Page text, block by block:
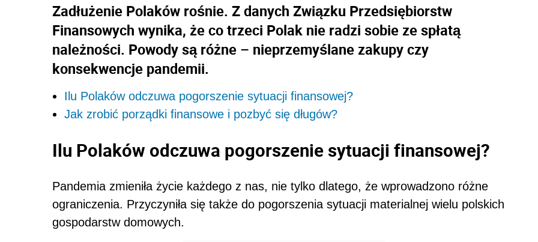
Zadłużenie Polaków rośnie. Z danych Związku Przedsiębiorstw
Finansowych wynika, że co trzeci Polak nie radzi sobie ze spłatą
należności. Powody są różne – nieprzemyślane zakupy czy
konsekwencje pandemii.
Ilu Polaków odczuwa pogorszenie sytuacji finansowej?
Jak zrobić porządki finansowe i pozbyć się długów?
Ilu Polaków odczuwa pogorszenie sytuacji finansowej?
Pandemia zmieniła życie każdego z nas, nie tylko dlatego, że wprowadzono różne
ograniczenia. Przyczyniła się także do pogorszenia sytuacji materialnej wielu polskich
gospodarstw domowych.